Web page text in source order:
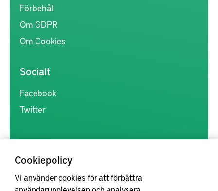
Cookiepolicy
Vi använder cookies för att förbättra
Förbehåll
Om GDPR
Om Cookies
Socialt
Facebook
Twitter
Kunskapsförmedlingen är en samlingsplats för svensk forskning